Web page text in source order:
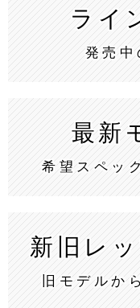
ライ
発売中
最新
希望スペッ
新旧レ
旧モデルか